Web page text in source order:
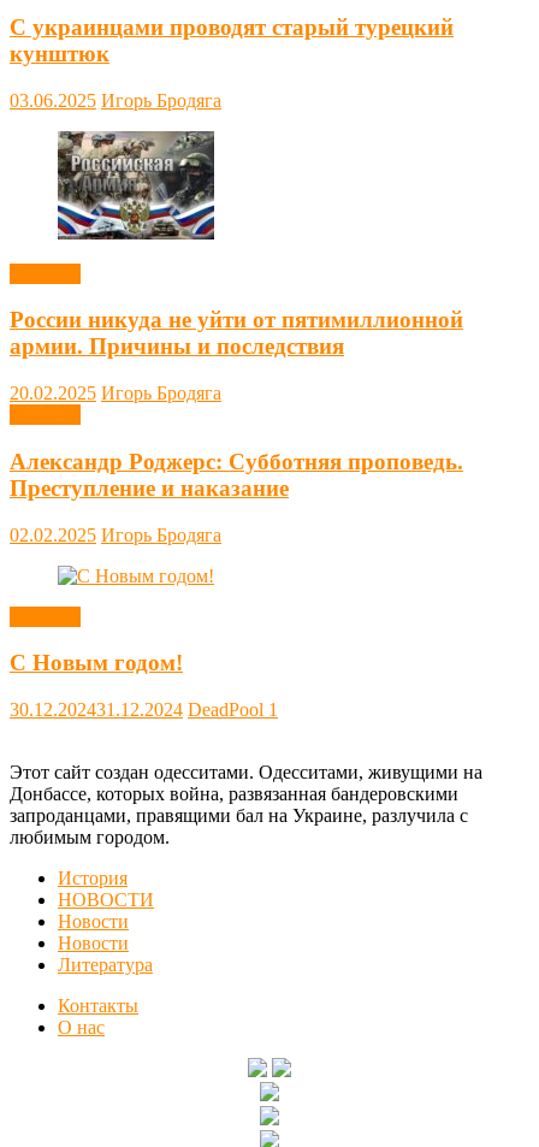
С украинцами проводят старый турецкий
кунштюк
03.06.2025 Игорь Бродяга
России никуда не уйти от пятимиллионной
армии. Причины и последствия
20.02.2025 Игорь Бродяга
Александр Роджерс: Субботняя проповедь.
Преступление и наказание
02.02.2025 Игорь Бродяга
С Новым годом!
30.12.202431.12.2024 DeadPool 1
Этот сайт создан одесситами. Одесситами, живущими на
Донбассе, которых война, развязанная бандеровскими
запроданцами, правящими бал на Украине, разлучила с
любимым городом.
История
НОВОСТИ
Новости
Новости
Литература
Контакты
О нас